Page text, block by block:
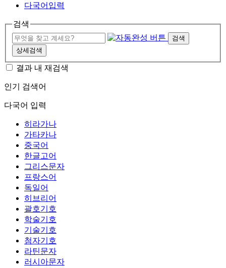
다국어입력
검색
검색
상세검색
결과 내 재검색
인기 검색어
다국어 입력
히라가나
가타카나
중국어
한글고어
그리스문자
프랑스어
독일어
히브리어
괄호기호
학술기호
기술기호
첨자기호
라틴문자
러시아문자